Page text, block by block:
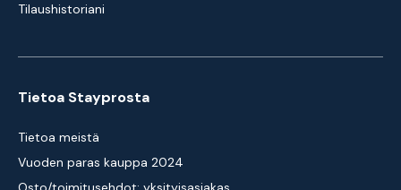
Tilaushistoriani
Tietoa Stayprosta
Tietoa meistä
Vuoden paras kauppa 2024